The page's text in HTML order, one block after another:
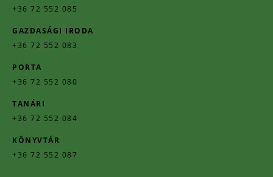
+36 72 552 085
GAZDASÁGI IRODA
+36 72 552 083
PORTA
+36 72 552 080
TANÁRI
+36 72 552 084
KÖNYVTÁR
+36 72 552 087